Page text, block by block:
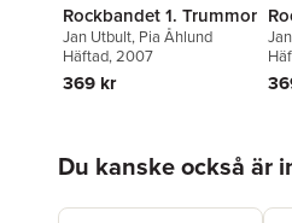
Rockbandet 1. Trummor
Jan Utbult, Pia Åhlund
Häftad, 2007
369 kr
Du kanske också är